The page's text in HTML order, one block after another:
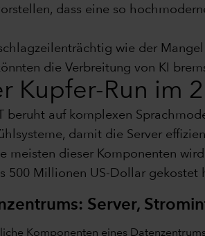
dass eine so
wie der
die Verbreitung von KI
Kupfer-Run im
beruht auf komplexen
damit die Server
meisten dieser Komponenten
500 Millionen US-Dollar gekostet
Server,